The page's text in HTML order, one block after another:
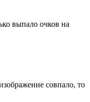
выпало очков на
совпало, то